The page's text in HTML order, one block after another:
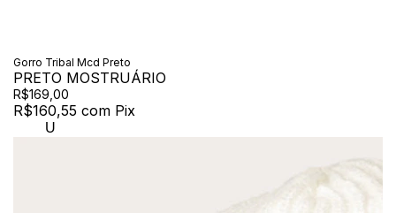
Gorro Tribal Mcd Preto
PRETO MOSTRUÁRIO
R$169,00
R$160,55 com Pix
U